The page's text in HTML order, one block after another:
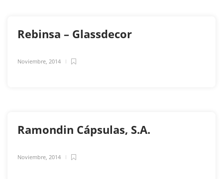
Rebinsa – Glassdecor
Noviembre, 2014
Ramondin Cápsulas, S.A.
Noviembre, 2014